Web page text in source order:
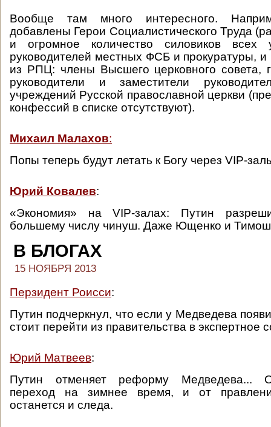
Вообще там много интересного.
добавлены Герои Социалистического Труда
и огромное количество силовиков всех
руководителей местных ФСБ и прокуратуры, и
из РПЦ: члены Высшего церковного совета,
руководители и заместители
учреждений Русской православной церкви
конфессий в списке отсутствуют).
Михаил Малахов:
Попы теперь будут летать к Богу через VIP-
Юрий Ковалев:
«Экономия» на VIP-залах: Путин
большему числу чинуш. Даже Ющенко и
В БЛОГАХ
15 НОЯБРЯ 2013
Перзидент Роисси:
Путин подчеркнул, что если у Медведева
стоит перейти из правительства в экспертное
Юрий Матвеев:
Путин отменяет реформу Медведева...
переход на зимнее время, и от
останется и следа.